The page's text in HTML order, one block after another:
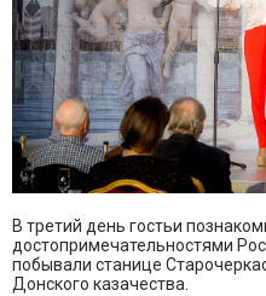
В третий день гостьи
достопримечательностями
побывали станице
Донского казачества.